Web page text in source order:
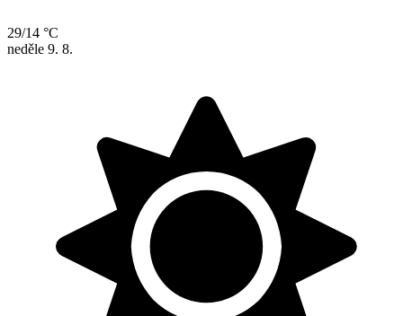
29/14 °C
neděle 9. 8.